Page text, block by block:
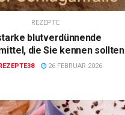
REZEPTE
blutverdünnende
die Sie kennen sollten
REZEPTE38 26 FEBRUAR 2026